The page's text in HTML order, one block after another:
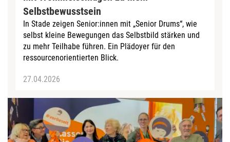
Selbstbewusstsein
In Stade zeigen Senior:innen mit „Senior Drums“, wie
selbst kleine Bewegungen das Selbstbild stärken und
zu mehr Teilhabe führen. Ein Plädoyer für den
ressourcenorientierten Blick.
27.04.2026